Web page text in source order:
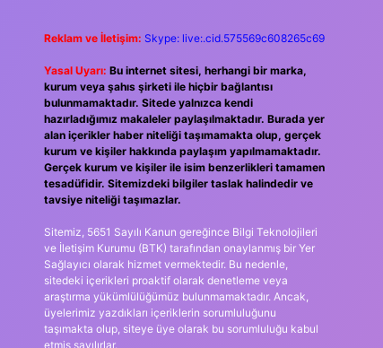
Reklam ve İletişim: Skype: live:.cid.575569c608265c69
Yasal Uyarı: Bu internet sitesi, herhangi bir marka,
kurum veya şahıs şirketi ile hiçbir bağlantısı
bulunmamaktadır. Sitede yalnızca kendi
hazırladığımız makaleler paylaşılmaktadır. Burada yer
alan içerikler haber niteliği taşımamakta olup, gerçek
kurum ve kişiler hakkında paylaşım yapılmamaktadır.
Gerçek kurum ve kişiler ile isim benzerlikleri tamamen
tesadüfidir. Sitemizdeki bilgiler taslak halindedir ve
tavsiye niteliği taşımazlar.
Sitemiz, 5651 Sayılı Kanun gereğince Bilgi Teknolojileri
ve İletişim Kurumu (BTK) tarafından onaylanmış bir Yer
Sağlayıcı olarak hizmet vermektedir. Bu nedenle,
sitedeki içerikleri proaktif olarak denetleme veya
araştırma yükümlülüğümüz bulunmamaktadır. Ancak,
üyelerimiz yazdıkları içeriklerin sorumluluğunu
taşımakta olup, siteye üye olarak bu sorumluluğu kabul
etmiş sayılırlar.